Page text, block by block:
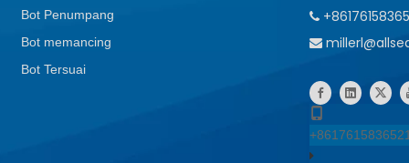
Bot Penumpang
Bot memancing
Bot Tersuai

